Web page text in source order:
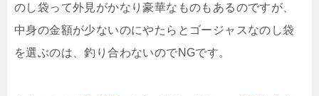
のし袋って外見がかなり豪華なものもあるのですが、
中身の金額が少ないのにやたらとゴージャスなのし袋
を選ぶのは、釣り合わないのでNGです。